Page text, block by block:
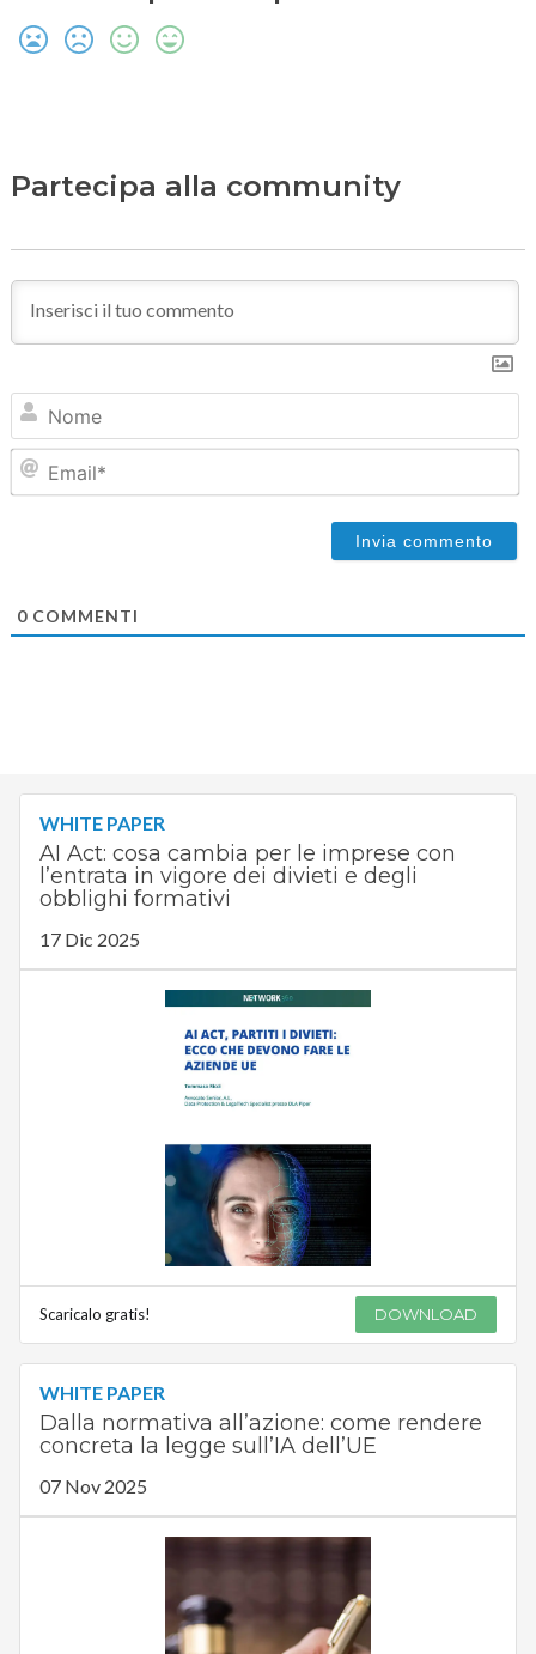
Partecipa alla community
0COMMENTI
WHITE PAPER
AI Act: cosa cambia per le imprese con
l’entrata in vigore dei divieti e degli
obblighi formativi
17 Dic 2025
Scaricalo gratis! DOWNLOAD
WHITE PAPER
Dalla normativa all’azione: come rendere
concreta la legge sull’IA dell’UE
07 Nov 2025